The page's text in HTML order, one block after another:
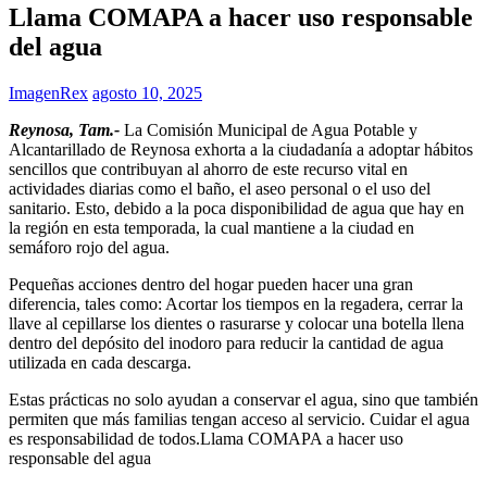
Llama COMAPA a hacer uso responsable
del agua
ImagenRex agosto 10, 2025
Reynosa, Tam.- La Comisión Municipal de Agua Potable y
Alcantarillado de Reynosa exhorta a la ciudadanía a adoptar hábitos
sencillos que contribuyan al ahorro de este recurso vital en
actividades diarias como el baño, el aseo personal o el uso del
sanitario. Esto, debido a la poca disponibilidad de agua que hay en
la región en esta temporada, la cual mantiene a la ciudad en
semáforo rojo del agua.
Pequeñas acciones dentro del hogar pueden hacer una gran
diferencia, tales como: Acortar los tiempos en la regadera, cerrar la
llave al cepillarse los dientes o rasurarse y colocar una botella llena
dentro del depósito del inodoro para reducir la cantidad de agua
utilizada en cada descarga.
Estas prácticas no solo ayudan a conservar el agua, sino que también
permiten que más familias tengan acceso al servicio. Cuidar el agua
es responsabilidad de todos.Llama COMAPA a hacer uso
responsable del agua